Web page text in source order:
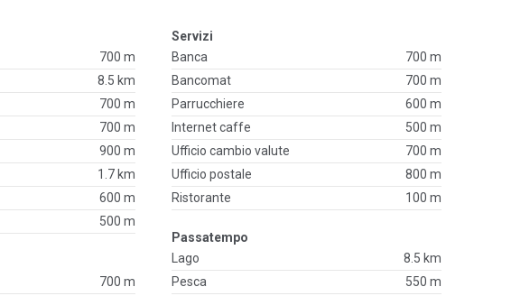
700 m
8.5 km
700 m
700 m
900 m
1.7 km
600 m
500 m
700 m
Servizi
Banca
700 m
Bancomat
700 m
Parrucchiere
600 m
Internet caffe
500 m
Ufficio cambio valute
700 m
Ufficio postale
800 m
Ristorante
100 m
Passatempo
Lago
8.5 km
Pesca
550 m